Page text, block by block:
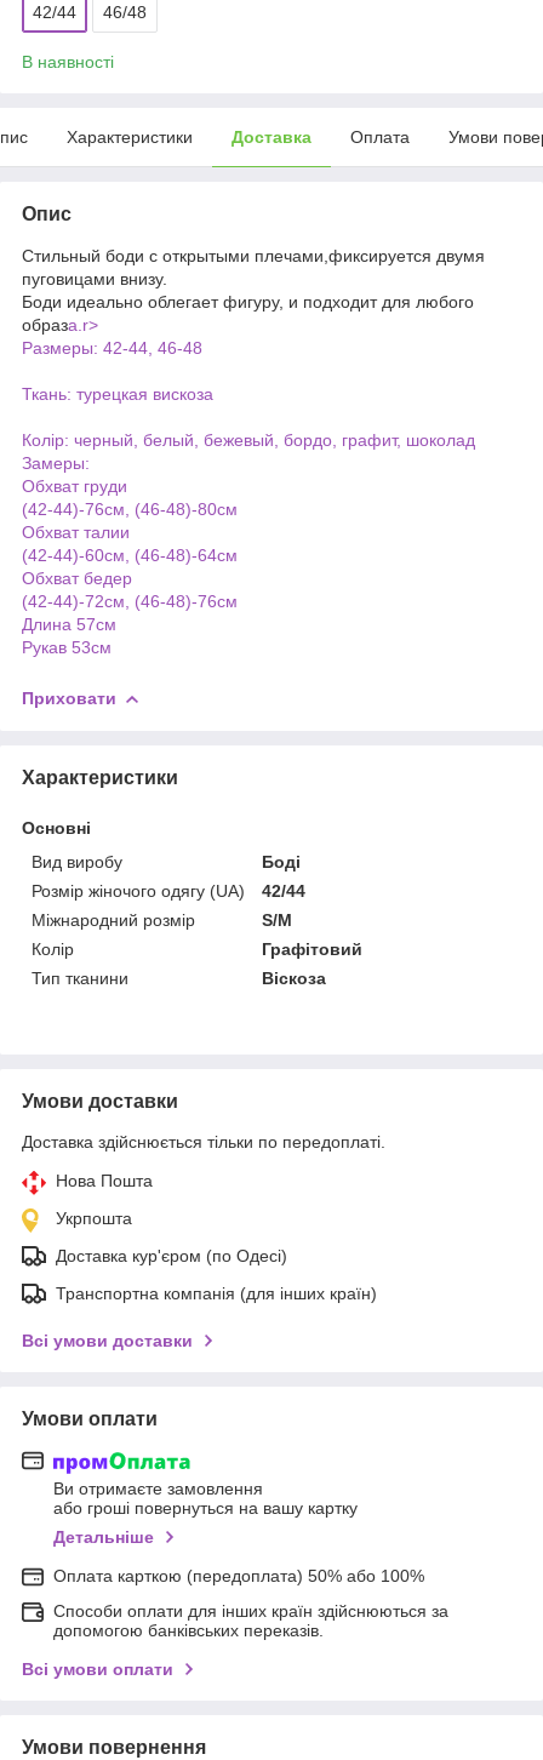
42/44 46/48
В наявності
Характеристики Доставка Оплата Умови
Опис
Стильный боди с открытыми плечами,фиксируется двумя
пуговицами внизу.
Боди идеально облегает фигуру, и подходит для любого
образа.r>
Размеры: 42-44, 46-48
Ткань: турецкая вискоза
Колір: черный, белый, бежевый, бордо, графит, шоколад
Замеры:
Обхват груди
(42-44)-76см, (46-48)-80см
Обхват талии
(42-44)-60см, (46-48)-64см
Обхват бедер
(42-44)-72см, (46-48)-76см
Длина 57см
Рукав 53см
Приховати
Характеристики
Основні
Вид виробу
Боді
Розмір жіночого одягу (UA)
42/44
Міжнародний розмір
S/M
Колір
Графітовий
Тип тканини
Віскоза
Умови доставки
Доставка здійснюється тільки по передоплаті.
Нова Пошта
Укрпошта
Доставка кур'єром (по Одесі)
Транспортна компанія (для інших країн)
Всі умови доставки
Умови оплати
Ви отримаєте замовлення
або гроші повернуться на вашу картку
Детальніше
Оплата карткою (передоплата) 50% або 100%
Способи оплати для інших країн здійснюються за
допомогою банківських переказів.
Всі умови оплати
Умови повернення